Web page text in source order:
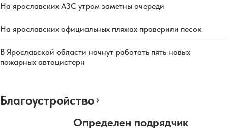
На ярославских АЗС утром заметны очереди
На ярославских официальных пляжах проверили песок
В Ярославской области начнут работать пять новых
пожарных автоцистерн
Благоустройство
Определен подрядчик